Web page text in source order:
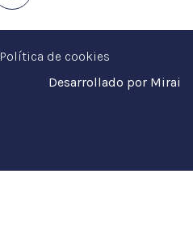
Política de cookies
Desarrollado por Mirai